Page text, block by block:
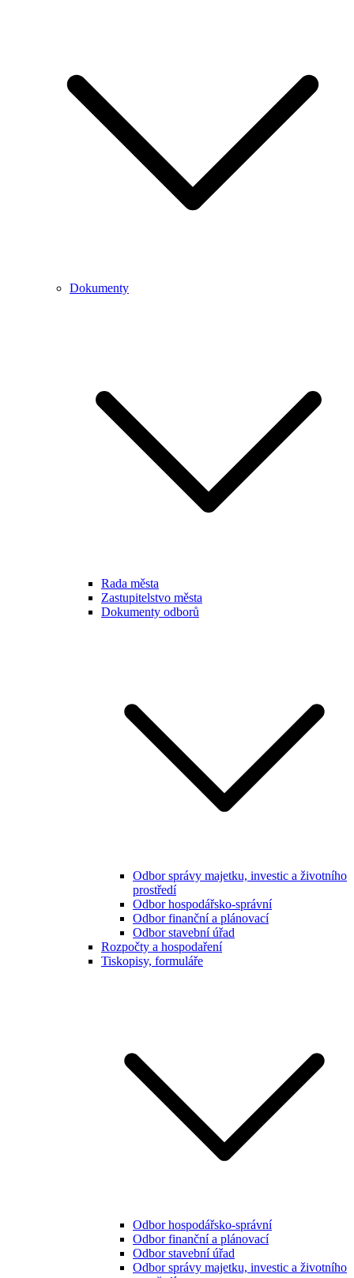
Dokumenty
Rada města
Zastupitelstvo města
Dokumenty odborů
Odbor správy majetku, investic a životního
prostředí
Odbor hospodářsko-správní
Odbor finanční a plánovací
Odbor stavební úřad
Rozpočty a hospodaření
Tiskopisy, formuláře
Odbor hospodářsko-správní
Odbor finanční a plánovací
Odbor stavební úřad
Odbor správy majetku, investic a životního